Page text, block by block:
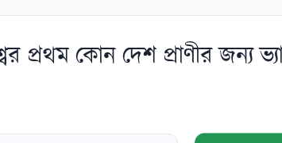
প্রথম কোন দেশ প্রাণীর জন্য